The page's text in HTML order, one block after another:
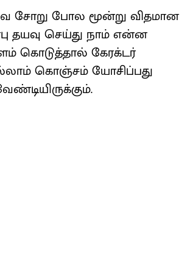
சோறு போல மூன்று விதமான
தயவு செய்து நாம் என்ன
கொடுத்தால் கேரக்டர்
கொஞ்சம் யோசிப்பது